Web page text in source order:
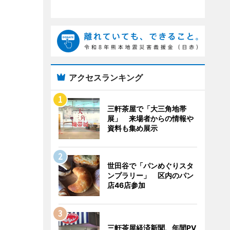
アクセスランキング
三軒茶屋で「大三角地帯
展」 来場者からの情報や
資料も集め展示
世田谷で「パンめぐりスタ
ンプラリー」 区内のパン
店46店参加
三軒茶屋経済新聞、年間PV